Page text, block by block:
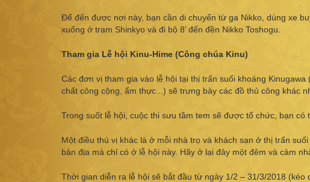
Để đến được nơi này, bạn cần di chuyển từ ga Nikko, dùng xe
xuống ở trạm Shinkyo và đi bộ 8’ đến đền Nikko Toshogu.
Tham gia Lễ hội Kinu-Hime (Công chúa Kinu)
Các đơn vị tham gia vào lễ hội tại thị trấn suối khoáng
chất công cộng, ẩm thực...) sẽ trưng bày các đồ thủ công khác
Trong suốt lễ hội, cuộc thi sưu tầm tem sẽ được tổ chức, bạn
Một điều thú vị khác là ở mỗi nhà trọ và khách sạn ở thị trấn
bản địa mà chỉ có ở lễ hội này. Hãy ở lại đây một đêm và cảm
Thời gian diễn ra lễ hội sẽ bắt đầu từ ngày 1/2 – 31/3/2018